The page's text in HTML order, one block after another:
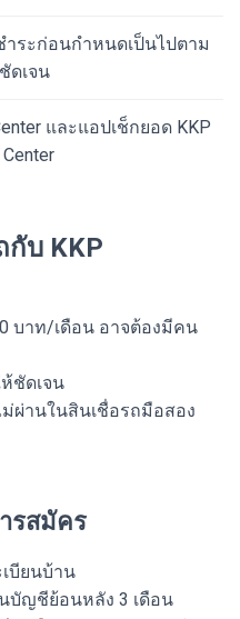
ำระก่อนกำหนดเป็นไปตาม
ดเจน
และแอปเช็กยอด KKP
กับ KKP
บาท/เดือน อาจต้องมีคน
ชัดเจน
ผ่านในสินเชื่อรถมือสอง
รสมัคร
บียนบ้าน
บัญชีย้อนหลัง 3 เดือน